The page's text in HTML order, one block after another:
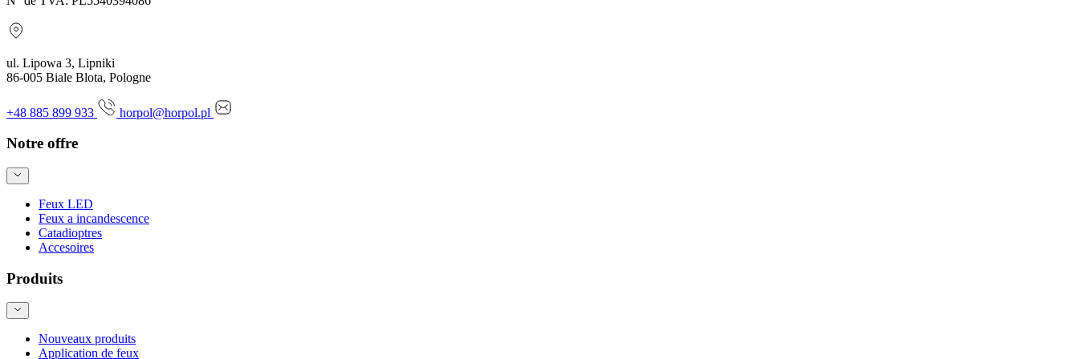
ul. Lipowa 3, Lipniki
86-005 Biale Blota, Pologne
+48 885 899 933 horpol@horpol.pl
Notre offre
Feux LED
Feux a incandescence
Catadioptres
Accesoires
Produits
Nouveaux produits
Application de feux